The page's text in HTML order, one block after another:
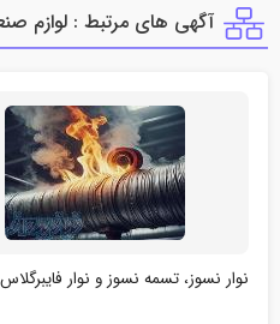
آگهی های مرتبط : لوازم
نوار نسوز، تسمه نسوز و نوار فایبرگلاس